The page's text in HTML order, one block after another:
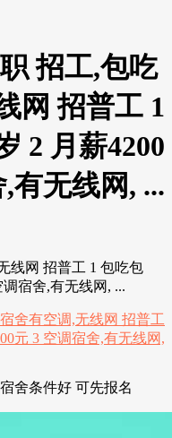
招工,包吃
网 招普工 1
2 月薪4200
有无线网, ...
线网 招普工 1 包吃包
调宿舍,有无线网, ...
舍条件好 可先报名